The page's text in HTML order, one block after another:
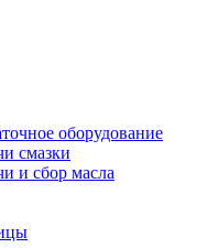
оборудование
смазки
и сбор масла